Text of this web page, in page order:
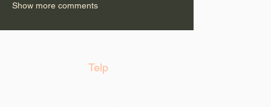
Show more comments
Telp